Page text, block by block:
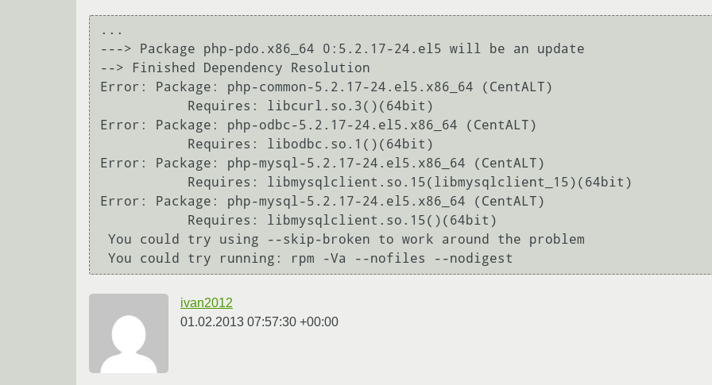
...
---> Package php-pdo.x86_64 0:5.2.17-24.el5 will be an update
--> Finished Dependency Resolution
Error: Package: php-common-5.2.17-24.el5.x86_64 (CentALT)
Error: Package: php-odbc-5.2.17-24.el5.x86_64 (CentALT)
Error: Package: php-mysql-5.2.17-24.el5.x86_64 (CentALT)
Error: Package: php-mysql-5.2.17-24.el5.x86_64 (CentALT)
ivan2012
01.02.2013 07:57:30 +00:00